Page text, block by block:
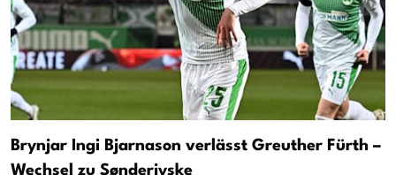
Brynjar Ingi Bjarnason verlässt Greuther Fürth –
Wechsel zu Sønderjyske